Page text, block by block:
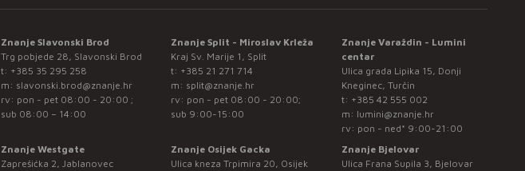
Znanje Slavonski Brod
Trg pobjede 28, Slavonski Brod
t: +385 35 295 258
m: slavonski.brod@znanje.hr
rv: pon - pet 08:00 - 20:00 ;
sub 08:00 – 14:00
Znanje Split - Miroslav Krleža
Kraj Sv. Marije 1, Split
t: +385 21 271 714
m: split@znanje.hr
rv: pon - pet 08:00 - 20:00;
sub 9:00-15:00
Znanje Varaždin - Lumini
centar
Ulica grada Lipika 15, Donji
Kneginec, Turčin
t: +385 42 555 002
m: lumini@znanje.hr
rv: pon - ned* 9:00-21:00
Znanje Westgate
Zaprešićka 2, Jablanovec
Znanje Osijek Gacka
Ulica kneza Trpimira 20, Osijek
Znanje Bjelovar
Ulica Frana Supila 3, Bjelovar